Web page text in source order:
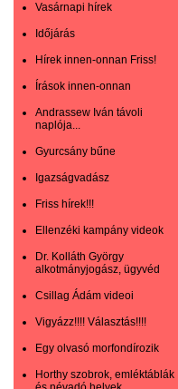
Vasárnapi hírek
Időjárás
Hírek innen-onnan Friss!
Írások innen-onnan
Andrassew Iván távoli
naplója...
Gyurcsány bűne
Igazságvadász
Friss hírek!!!
Ellenzéki kampány videok
Dr. Kolláth György
alkotmányjogász, ügyvéd
Csillag Ádám videoi
Vigyázz!!!! Választás!!!!
Egy olvasó morfondírozik
Horthy szobrok, emléktáblák